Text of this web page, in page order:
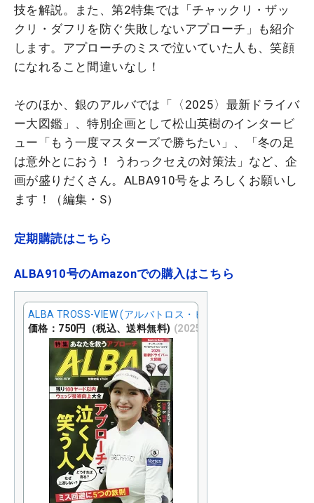
技を解説。また、第2特集では「チャックリ・ザッ
クリ・ダフリを防ぐ失敗しないアプローチ」も紹介
します。アプローチのミスで泣いていた人も、笑顔
になれること間違いなし！
そのほか、銀のアルバでは「
〈2025〉最新ドライバ
ー大図鑑」、特別企画として松山英樹のインタービ
ュー「もう一度マスターズで勝ちたい」、「冬の足
は意外とにおう！ うわっクセえの対策法」など、企
画が盛りだくさん。ALBA910号をよろしくお願いし
ます！（編集・S）
定期購読はこちら
ALBA910号のAmazonでの購入はこちら
ALBA TROSS-VIEW (アルバトロス・ビュー) 2025年 2/27号 [
価格：750円（税込、送料無料) (2025/2/12時点)